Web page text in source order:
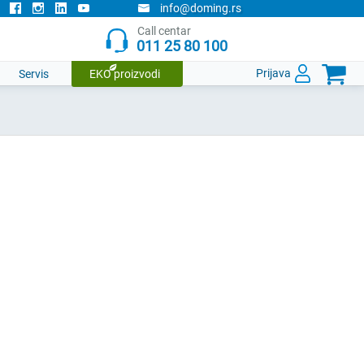
info@doming.rs
Call centar
011 25 80 100
Servis EKO proizvodi Prijava 